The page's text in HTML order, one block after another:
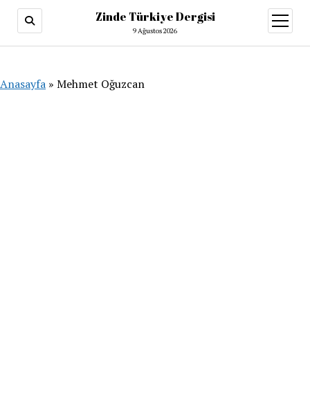
Zinde Türkiye Dergisi
9 Ağustos 2026
aç
Anasayfa » Mehmet Oğuzcan